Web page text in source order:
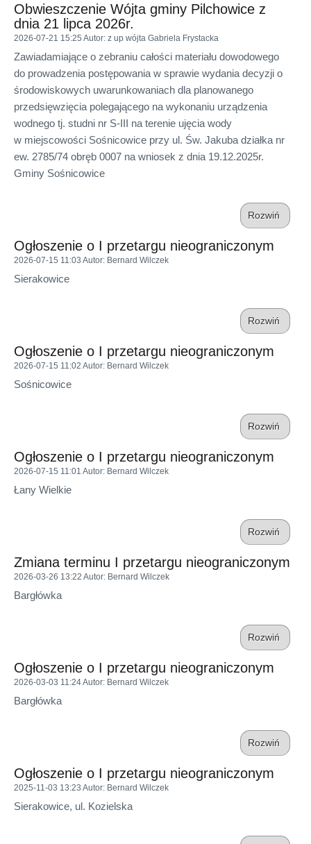
Obwieszczenie Wójta gminy Pilchowice z
dnia 21 lipca 2026r.
2026-07-21 15:25 Autor: z up wójta Gabriela Frystacka
Zawiadamiające o zebraniu całości materiału dowodowego
do prowadzenia postępowania w sprawie wydania decyzji o
środowiskowych uwarunkowaniach dla planowanego
przedsięwzięcia polegającego na wykonaniu urządzenia
wodnego tj. studni nr S-III na terenie ujęcia wody
w miejscowości Sośnicowice przy ul. Św. Jakuba działka nr
ew. 2785/74 obręb 0007 na wniosek z dnia 19.12.2025r.
Gminy Sośnicowice
Rozwiń
Ogłoszenie o I przetargu nieograniczonym
2026-07-15 11:03 Autor: Bernard Wilczek
Sierakowice
Rozwiń
Ogłoszenie o I przetargu nieograniczonym
2026-07-15 11:02 Autor: Bernard Wilczek
Sośnicowice
Rozwiń
Ogłoszenie o I przetargu nieograniczonym
2026-07-15 11:01 Autor: Bernard Wilczek
Łany Wielkie
Rozwiń
Zmiana terminu I przetargu nieograniczonym
2026-03-26 13:22 Autor: Bernard Wilczek
Bargłówka
Rozwiń
Ogłoszenie o I przetargu nieograniczonym
2026-03-03 11:24Autor: Bernard Wilczek
Bargłówka
Rozwiń
Ogłoszenie o I przetargu nieograniczonym
2025-11-03 13:23 Autor: Bernard Wilczek
Sierakowice, ul. Kozielska